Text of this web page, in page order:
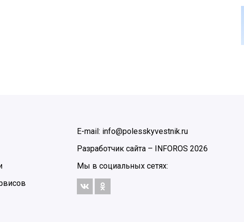
E-mail: info@polesskyvestnik.ru
Разработчик сайта – INFOROS 2026
Мы в социальных сетях: